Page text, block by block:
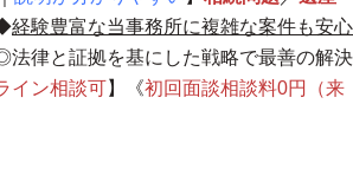
経験豊富な当事務所に複雑な案件も安心
法律と証拠を基にした戦略で最善の解決
イン相談可】《初回面談相談料0円（来